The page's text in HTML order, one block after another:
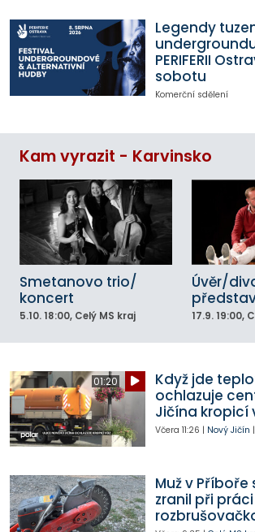
Legendy
PERIFERII
sobotu
Komerční sdělení
Kam vyrazit - Karvinsko
Smetanovo trio/
koncert
5.10. 18:00, Celý MS kraj
Úvěr/
17.9. 19:00,
01:20
Když jde
ochlazuje
Jičína kropicí
Včera 11:26 | Nový Jičín |
Muž v Příboře
zranil při práci